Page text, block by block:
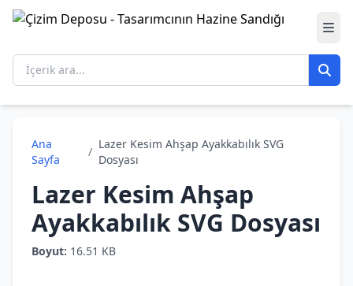
Ana
Sayfa
/
Lazer Kesim Ahşap Ayakkabılık SVG
Dosyası
Lazer Kesim Ahşap
Ayakkabılık SVG Dosyası
Boyut: 16.51 KB